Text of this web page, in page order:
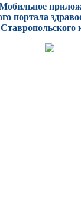
портала
Ставропольского